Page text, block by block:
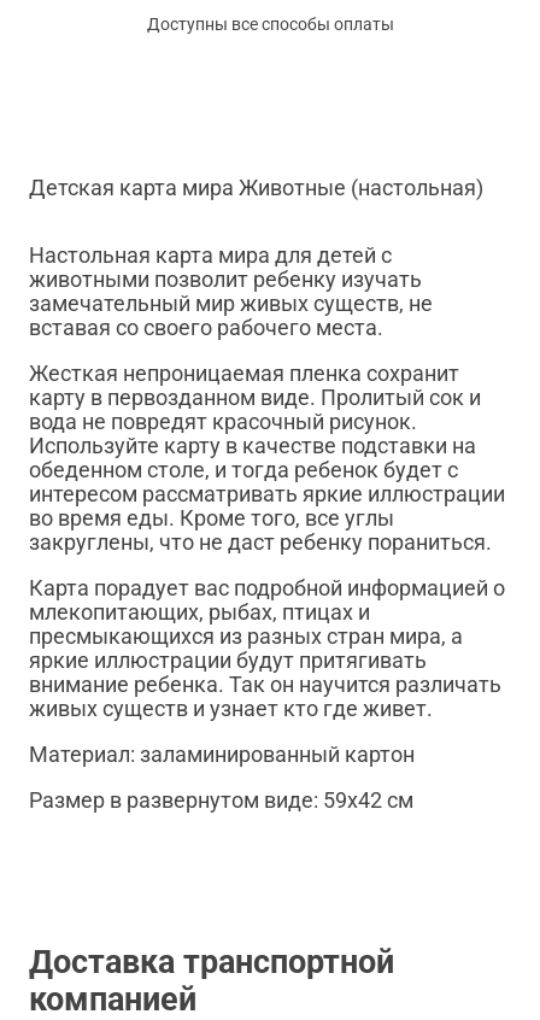
Доступны все способы оплаты
Детская карта мира Животные (настольная)
Настольная карта мира для детей с
животными позволит ребенку изучать
замечательный мир живых существ, не
вставая со своего рабочего места.
Жесткая непроницаемая пленка сохранит
карту в первозданном виде. Пролитый сок и
вода не повредят красочный рисунок.
Используйте карту в качестве подставки на
обеденном столе, и тогда ребенок будет с
интересом рассматривать яркие иллюстрации
во время еды. Кроме того, все углы
закруглены, что не даст ребенку пораниться.
Карта порадует вас подробной информацией о
млекопитающих, рыбах, птицах и
пресмыкающихся из разных стран мира, а
яркие иллюстрации будут притягивать
внимание ребенка. Так он научится различать
живых существ и узнает кто где живет.
Материал: заламинированный картон
Размер в развернутом виде: 59x42 см
Доставка транспортной
компанией